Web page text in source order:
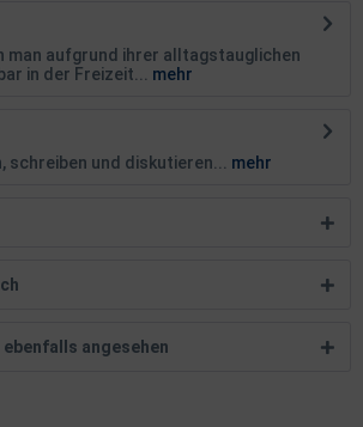
man aufgrund ihrer alltagstauglichen
in der Freizeit...
mehr
schreiben und diskutieren...
mehr
ebenfalls angesehen